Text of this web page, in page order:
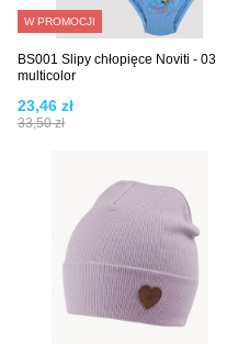
W PROMOCJI
BS001 Slipy chłopięce Noviti - 03
multicolor
33,50 zł
23,46 zł